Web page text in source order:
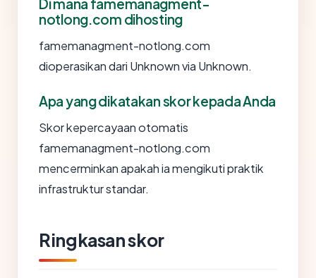
Di mana famemanagment-
notlong.com dihosting
famemanagment-notlong.com
dioperasikan dari Unknown via Unknown.
Apa yang dikatakan skor kepada Anda
Skor kepercayaan otomatis
famemanagment-notlong.com
mencerminkan apakah ia mengikuti praktik
infrastruktur standar.
Ringkasan skor